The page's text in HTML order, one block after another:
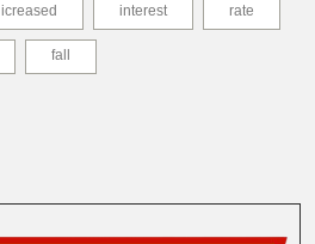
icreased interest
rate
fall